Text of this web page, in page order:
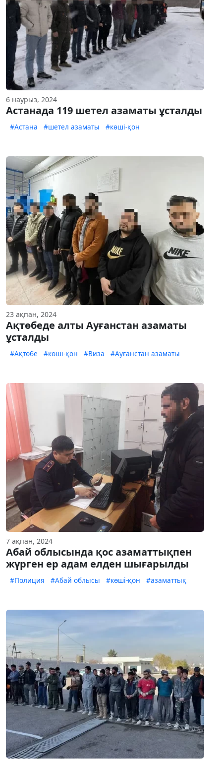
6 наурыз, 2024
Астанада 119 шетел азаматы ұсталды
#Астана #шетел азаматы #көші-қон
23 ақпан, 2024
Ақтөбеде алты Ауғанстан азаматы
ұсталды
#Ақтөбе #көші-қон #Виза #Ауғанстан азаматы
7 ақпан, 2024
Абай облысында қос азаматтықпен
жүрген ер адам елден шығарылды
#Полиция #Абай облысы #көші-қон #азаматтық